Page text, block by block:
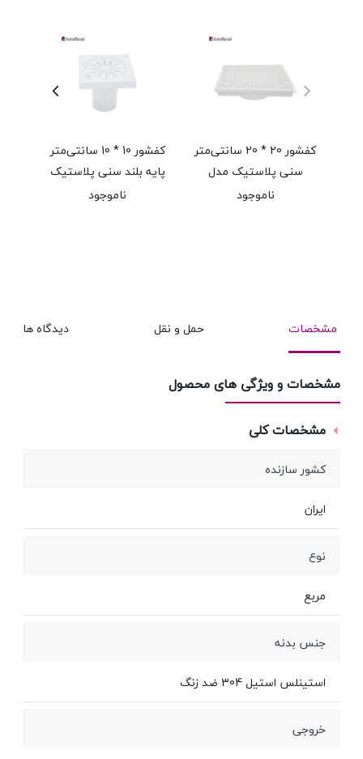
کفشور 20 * 20 سانتی‌متر
سنی پلاستیک مدل
اسپایدر
ناموجود
کفشور 10 * 10 سانتی‌متر
پایه بلند سنی پلاستیک
مدل سامی
ناموجود
مشخصات حمل و نقل دیدگاه ها
مشخصات و ویژگی های محصول
مشخصات کلی
کشور سازنده
ایران
نوع
مربع
جنس بدنه
استینلس استیل 304 ضد زنگ
خروجی